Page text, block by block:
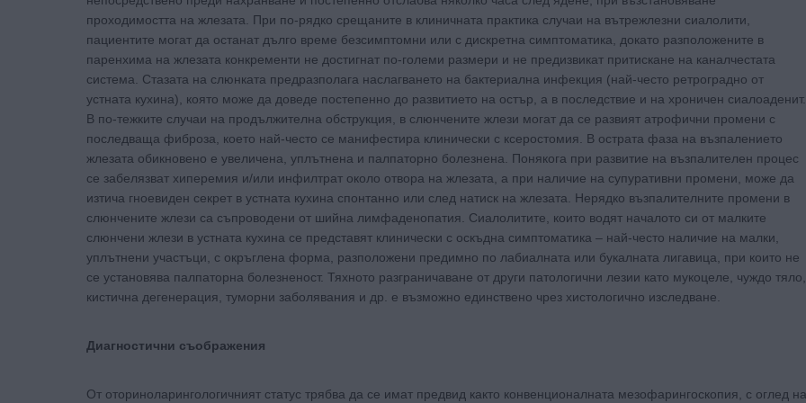
проходимостта на жлезата. При по-рядко срещаните в клиничната практика случаи на вътрежлезни сиалолити,
пациентите могат да останат дълго време безсимптомни или с дискретна симптоматика, докато разположените в
паренхима на жлезата конкременти не достигнат по-големи размери и не предизвикат притискане на каналчестата
система. Стазата на слюнката предразполага наслагването на бактериална инфекция (най-често ретроградно от
устната кухина), която може да доведе постепенно до развитието на остър, а в последствие и на хроничен сиалоаденит.
В по-тежките случаи на продължителна обструкция, в слюнчените жлези могат да се развият атрофични промени с
последваща фиброза, което най-често се манифестира клинически с ксеростомия. В острата фаза на възпалението
жлезата обикновено е увеличена, уплътнена и палпаторно болезнена. Понякога при развитие на възпалителен процес
се забелязват хиперемия и/или инфилтрат около отвора на жлезата, а при наличие на супуративни промени, може да
изтича гноевиден секрет в устната кухина спонтанно или след натиск на жлезата. Нерядко възпалителните промени в
слюнчените жлези са съпроводени от шийна лимфаденопатия. Сиалолитите, които водят началото си от малките
слюнчени жлези в устната кухина се представят клинически с оскъдна симптоматика – най-често наличие на малки,
уплътнени участъци, с окръглена форма, разположени предимно по лабиалната или букалната лигавица, при които не
се установява палпаторна болезненост. Тяхното разграничаване от други патологични лезии като мукоцеле, чуждо тяло,
кистична дегенерация, туморни заболявания и др. е възможно единствено чрез хистологично изследване.
Диагностични съображения
От оториноларингологичният статус трябва да се имат предвид както конвенционалната мезофарингоскопия, с оглед на